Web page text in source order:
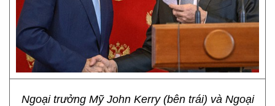
Ngoại trưởng Mỹ John Kerry (bên trái) và Ngoại